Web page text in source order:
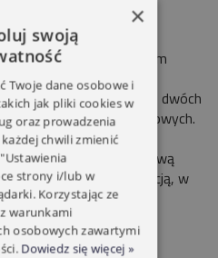
do rolet i bram. System
Mechaniczny układ
krańcowego z dwóch
wyłączników krańcowych.
SIMU DMI 6jest
Oferujemy kompleksową
bram z 5 letnią gwarancją, w
×
swoją
Twoje dane osobowe i
jak pliki cookies w
oraz prowadzenia
chwili zmienić
strony i/lub w
Korzystając ze
warunkami
osobowych zawartymi
Dowiedz się więcej »